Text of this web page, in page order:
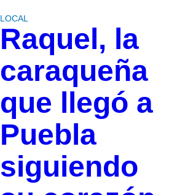
LOCAL
Raquel, la
caraqueña
que llegó a
Puebla
siguiendo